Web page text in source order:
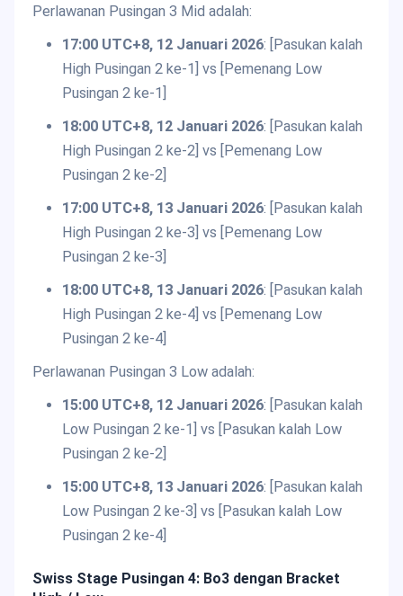
Perlawanan Pusingan 3 Mid adalah:
17:00 UTC+8, 12 Januari 2026: [Pasukan kalah
High Pusingan 2 ke-1] vs [Pemenang Low
Pusingan 2 ke-1]
18:00 UTC+8, 12 Januari 2026: [Pasukan kalah
High Pusingan 2 ke-2] vs [Pemenang Low
Pusingan 2 ke-2]
17:00 UTC+8, 13 Januari 2026: [Pasukan kalah
High Pusingan 2 ke-3] vs [Pemenang Low
Pusingan 2 ke-3]
18:00 UTC+8, 13 Januari 2026: [Pasukan kalah
High Pusingan 2 ke-4] vs [Pemenang Low
Pusingan 2 ke-4]
Perlawanan Pusingan 3 Low adalah:
15:00 UTC+8, 12 Januari 2026: [Pasukan kalah
Low Pusingan 2 ke-1] vs [Pasukan kalah Low
Pusingan 2 ke-2]
15:00 UTC+8, 13 Januari 2026: [Pasukan kalah
Low Pusingan 2 ke-3] vs [Pasukan kalah Low
Pusingan 2 ke-4]
Swiss Stage Pusingan 4: Bo3 dengan Bracket